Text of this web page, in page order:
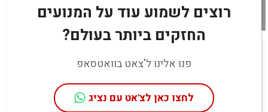
מאפיינים עיקריים
מפרט טכני
מידע נוסף
רוצים לשמוע עוד על המנועים
החזקים ביותר בעולם?
פנו אלינו ל'צאט בוואטסאפ
לחצו כאן לצ'אט עם נציג